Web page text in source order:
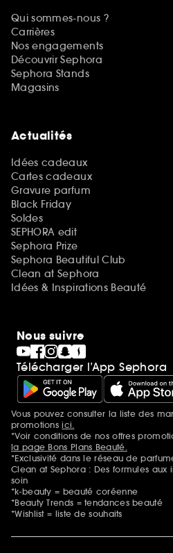
Qui sommes-nous ?
Carrières
Nos engagements
Découvrir Sephora
Sephora Stands
Magasins
Actualités
Idées cadeaux
Cartes cadeaux
Gravure parfum
Black Friday
Soldes
SEPHORA edit
Sephora Prize
Sephora Beautiful Club
Clean at Sephora
Idées & Inspirations Beauté
Nous suivre
Télécharger l’App Sephora
Mentions additionnelles
Vous pouvez consulter la liste des
promotionsici.
*Voir conditions de nos offres
la page Bons Plans Beauté.
*Exclusivité dans le réseau de
Clean at Sephora : Des formules aux
soin
*k-beauty = beauté coréenne
*Beauty Trends = tendances beauté
*Wishlist = liste de souhaits